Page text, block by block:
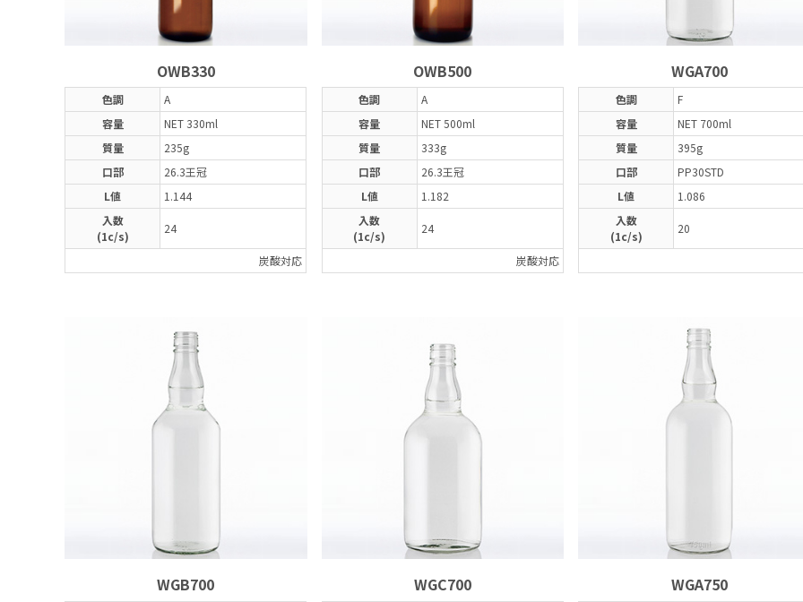
OWB330
色調
A
容量
NET 330ml
質量
235g
口部
26.3王冠
L値
1.144
入数
(1c/s)
24
炭酸対応
OWB500
色調
A
容量
NET 500ml
質量
333g
口部
26.3王冠
L値
1.182
入数
(1c/s)
24
炭酸対応
WGA700
色調
F
容量
NET 700ml
質量
395g
口部
PP30STD
L値
1.086
入数
(1c/s)
20
WGB700 WGC700 WGA750